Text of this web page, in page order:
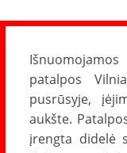
patalpos
pusrūsyje,
aukšte.
įrengta didelė